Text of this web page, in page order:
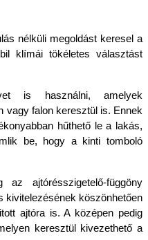
nélküli megoldást keresel a
klímái tökéletes választást
is használni, amelyek
vagy falon keresztül is. Ennek
hűthető le a lakás,
be, hogy a kinti tomboló
ajtórésszigetelő-függöny
kivitelezésének köszönhetően
ajtóra is. A középen pedig
keresztül kivezethető a